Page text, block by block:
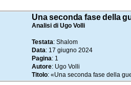
Una seconda fase della
Analisi di Ugo Volli
Testata: Shalom
Data: 17 giugno 2024
Pagina: 1
Autore: Ugo Volli
Titolo: «Una seconda fase della